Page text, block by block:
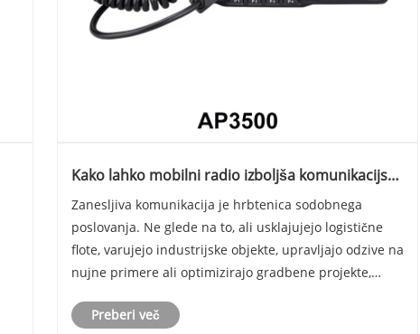
Kako lahko mobilni radio izboljša komunikacijsko
Zanesljiva komunikacija je hrbtenica sodobnega
poslovanja. Ne glede na to, ali usklajujejo logistične
flote, varujejo industrijske objekte, upravljajo odzive na
nujne primere ali optimizirajo gradbene projekte,
komunikacijske sisteme. Mobilni rad......
Preberi več